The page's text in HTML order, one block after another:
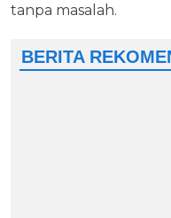
tanpa masalah.